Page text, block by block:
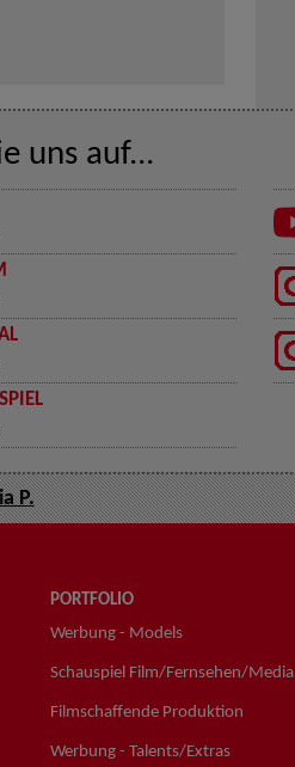
uns auf...
P.
PORTFOLIO
Werbung - Models
Schauspiel Film/Fernsehen/Media
Filmschaffende Produktion
Werbung - Talents/Extras